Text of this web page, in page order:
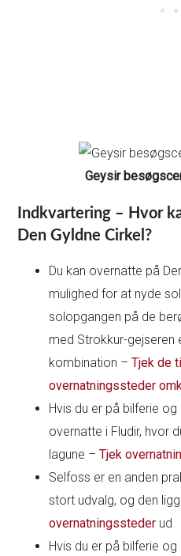
Geysir
Indkvartering – Hvor
Den Gyldne Cirkel?
Du kan overnatte på
mulighed for at nyde
solopgangen på de
med Strokkur-gejseren
kombination –Tjek de
overnatningssteder
Hvis du er på bilferie
overnatte i Fludir, hvor
lagune –Tjek
Selfoss er en anden
stort udvalg, og den
overnatningssteder ud
Hvis du er på bilferie